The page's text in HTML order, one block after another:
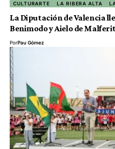
CULTURARTE LA RIBERA ALTA
La Diputación de Valencia
Benimodo y Aielo de
PorPau Gómez